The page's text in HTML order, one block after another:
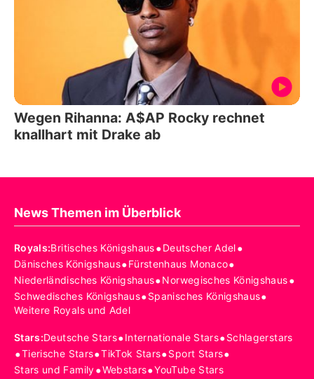
Wegen Rihanna: A$AP Rocky rechnet
knallhart mit Drake ab
News Themen im Überblick
Royals:Britisches Königshaus•Deutscher Adel•
Dänisches Königshaus•Fürstenhaus Monaco•
Niederländisches Königshaus•Norwegisches Königshaus•
Schwedisches Königshaus•Spanisches Königshaus•
Weitere Royals und Adel
Stars:Deutsche Stars•Internationale Stars•Schlagerstars
•Tierische Stars•TikTok Stars•Sport Stars•
Stars und Family•Webstars•YouTube Stars